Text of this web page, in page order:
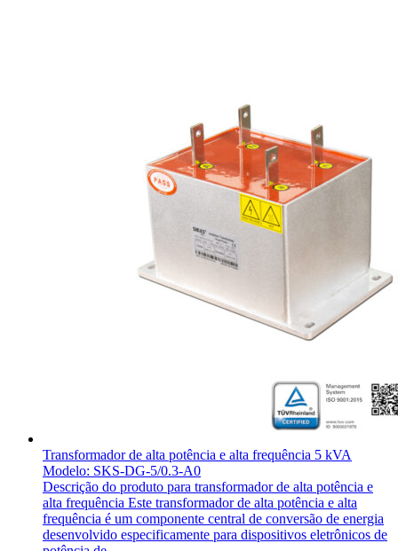
Transformador de alta potência e alta frequência 5 kVA
Modelo: SKS-DG-5/0.3-A0
Descrição do produto para transformador de alta potência e
alta frequência Este transformador de alta potência e alta
frequência é um componente central de conversão de energia
desenvolvido especificamente para dispositivos eletrônicos de